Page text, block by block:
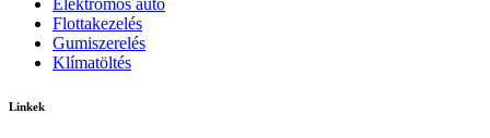
Flottakezelés
Gumiszerelés
Klímatöltés
Linkek